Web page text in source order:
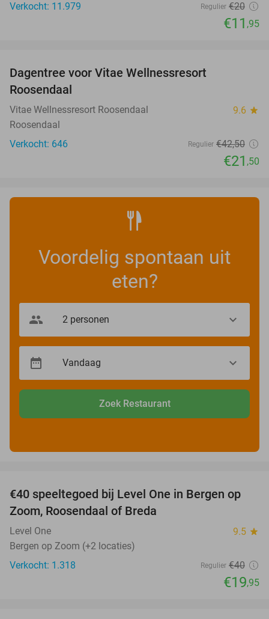
Verkocht: 11.979
Regulier €20
€11 ,95
Dagentree voor Vitae Wellnessresort
Roosendaal
Vitae Wellnessresort Roosendaal 9.6 star
Roosendaal
Verkocht: 646
Regulier €42,50
€21 ,50
Voordelig spontaan uit
eten?
Zoek Restaurant
50%
€40 speeltegoed bij Level One in Bergen op
Zoom, Roosendaal of Breda
Level One 9.5 star
Bergen op Zoom (+2 locaties)
Verkocht: 1.318
Regulier €40
€19,95